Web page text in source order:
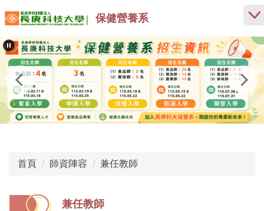
跳
到
主
要
內
容
區
保健營養系
首頁 師資陣容 兼任教師
兼任教師